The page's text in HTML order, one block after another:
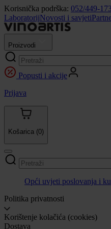
Korisnička podrška: 052/449-173
LaboratorijNovosti i savjeti
Proizvodi
Popusti i akcije
Prijava
Košarica (0)
Opći uvjeti poslovanja i
Politika privatnosti
Korištenje kolačića (cookies)
Dostava